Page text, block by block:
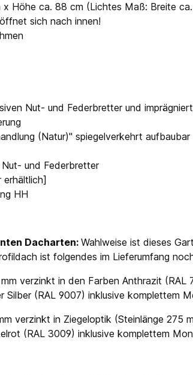
x Höhe ca. 88 cm (Lichtes Maß: Breite
sich nach innen!
Nut- und Federbretter und
(Natur)" spiegelverkehrt aufbaubar
und Federbretter
erhältlich]
HH
Dacharten: Wahlweise ist dieses
ist folgendes im Lieferumfang
verzinkt in den Farben Anthrazit (RAL
Silber (RAL 9007) inklusive komplettem
verzinkt in Ziegeloptik (Steinlänge 275
(RAL 3009) inklusive komplettem